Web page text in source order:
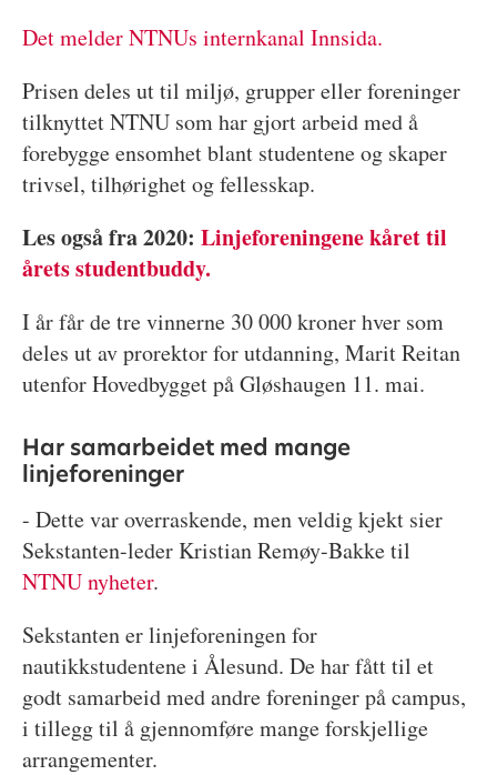
Det melder NTNUs internkanal Innsida.
Prisen deles ut til miljø, grupper eller foreninger
tilknyttet NTNU som har gjort arbeid med å
forebygge ensomhet blant studentene og skaper
trivsel, tilhørighet og fellesskap.
Les også fra 2020: Linjeforeningene kåret til
årets studentbuddy.
I år får de tre vinnerne 30 000 kroner hver som
deles ut av prorektor for utdanning, Marit Reitan
utenfor Hovedbygget på Gløshaugen 11. mai.
Har samarbeidet med mange
linjeforeninger
- Dette var overraskende, men veldig kjekt sier
Sekstanten-leder Kristian Remøy-Bakke til
NTNU nyheter.
Sekstanten er linjeforeningen for
nautikkstudentene i Ålesund. De har fått til et
godt samarbeid med andre foreninger på campus,
i tillegg til å gjennomføre mange forskjellige
arrangementer.